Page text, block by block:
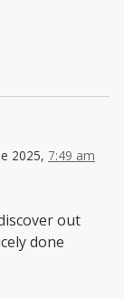
2025, 7:49 am
out
done